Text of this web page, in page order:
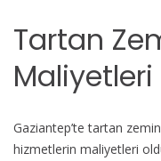
Tartan
Maliyetleri
Gaziantep’te tartan
hizmetlerin maliyetleri